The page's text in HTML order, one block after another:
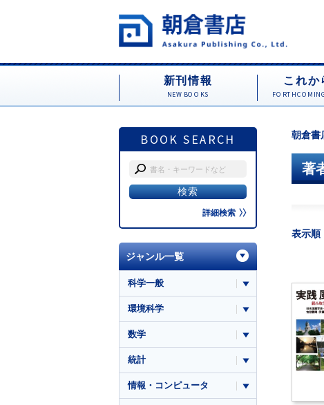
新刊情報
NEW BOOKS
これか
BOOK SEARCH
詳細検索
朝倉書
著
表示順
ジャンル一覧
科学一般
環境科学
数学
統計
情報・コンピュータ